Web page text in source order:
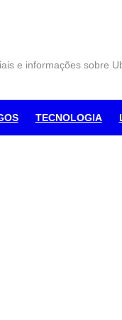
e informações sobre
TECNOLOGIA